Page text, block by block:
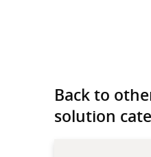
Back to
solution